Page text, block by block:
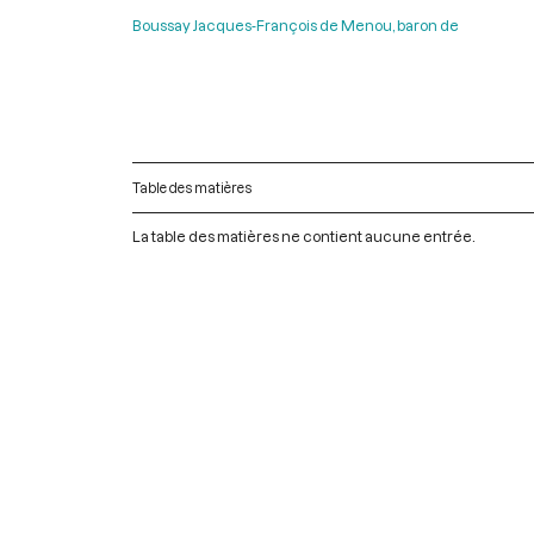
Boussay Jacques-François de Menou, baron de
Table des matières
La table des matières ne contient aucune entrée.